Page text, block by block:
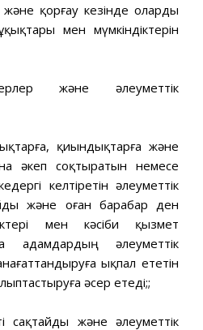
қорғау кезінде оларды
мен мүмкіндіктерін
және әлеуметтік
қиындықтарға және
әкеп соқтыратын немесе
келтіретін әлеуметтік
және оған барабар ден
мен кәсіби қызмет
адамдардың әлеуметтік
ықпал ететін
әсер етеді;;
сақтайды және әлеуметтік